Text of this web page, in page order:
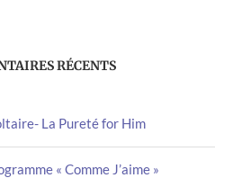
RÉCENTS
La Pureté for Him
« Comme J’aime »